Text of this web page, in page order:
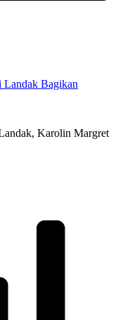
Landak Bagikan
Karolin Margret